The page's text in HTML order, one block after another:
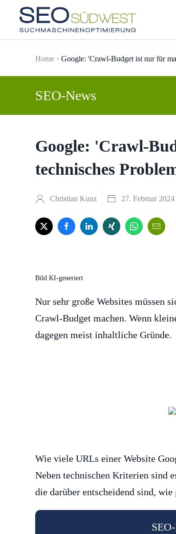
Skip to main content
Home Google: 'Crawl-Budget ist nur für
SEO-News
Google: 'Crawl-
technisches
Christian Kunz 27. Februar 2024
Bild KI-generiert
Nur sehr große Websites müssen
Crawl-Budget machen. Wenn
dagegen meist inhaltliche Gründe.
Wie viele URLs einer Website
Neben technischen Kriterien sind
die darüber entscheidend sind,